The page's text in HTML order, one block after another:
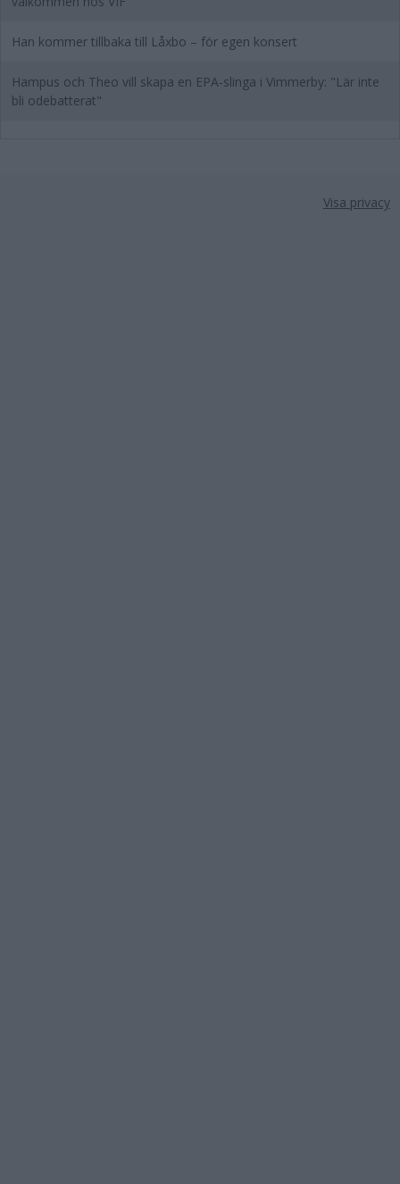
Han kommer tillbaka till Låxbo – för egen konsert
Hampus och Theo vill skapa en EPA-slinga i Vimmerby: "Lär inte
bli odebatterat"
Visa privacy